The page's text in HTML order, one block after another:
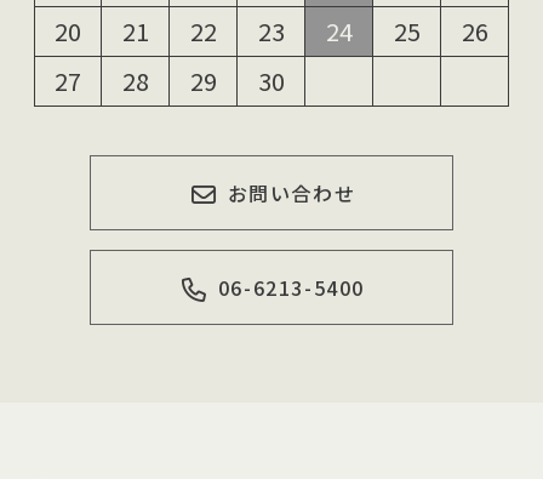
20
21 22 23 24 25
26
27
28 29 30
お問い合わせ
06-6213-5400